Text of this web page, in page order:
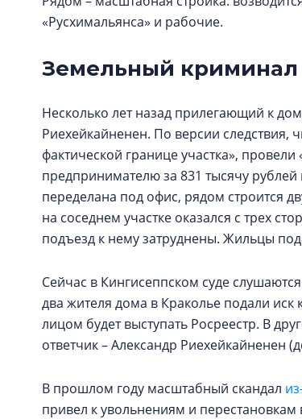
«Русхимальянса» и рабочие.
Земельный криминал
Несколько лет назад прилегающий к
Риехейкайненен. По версии следствия,
фактической границе участка», провели
предпринимателю за 831 тысячу
переделана под офис, рядом строится
на соседнем участке оказался с трех
подъезд к нему затруднены. Жильцы
Сейчас в Кингисеппском суде
два жителя дома в Краколье подали
лицом будет выступать Росреестр. В
ответчик – Александр Риехейкайненен
В прошлом году масштабный скандал
привел к увольнениям и перестановкам